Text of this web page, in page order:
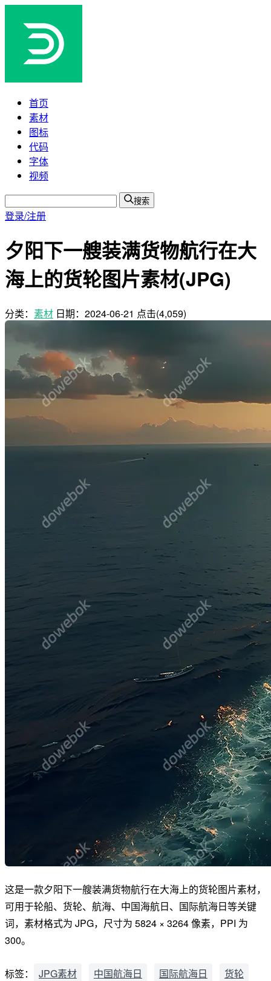
首页
素材
图标
代码
字体
视频
搜索
登录/注册
夕阳下一艘装满货物航行在大
海上的货轮图片素材(JPG)
分类： 素材 日期： 2024-06-21 点击(4,059)
这是一款夕阳下一艘装满货物航行在大海上的货轮图片素材，
可用于轮船、货轮、航海、中国海航日、国际航海日等关键
词，素材格式为 JPG，尺寸为 5824 × 3264 像素，PPI 为
300。
标签： JPG素材 中国航海日 国际航海日
货轮